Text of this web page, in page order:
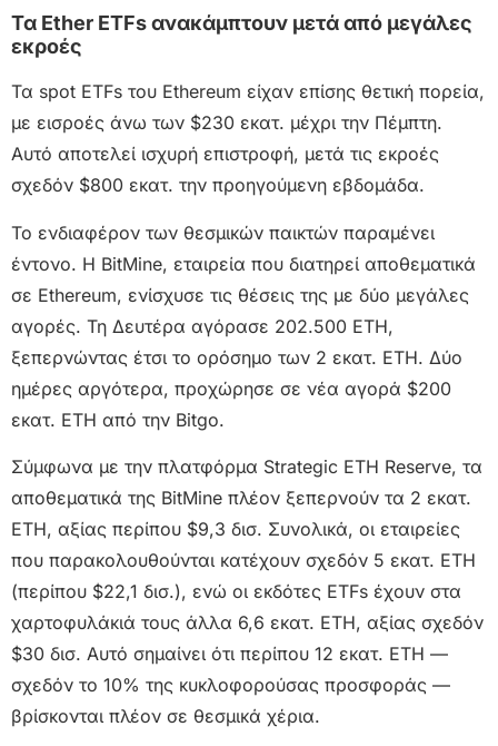
Τα Ether ETFs ανακάμπτουν μετά από μεγάλες
εκροές
Τα spot ETFs του Ethereum είχαν επίσης θετική πορεία,
με εισροές άνω των $230 εκατ. μέχρι την Πέμπτη.
Αυτό αποτελεί ισχυρή επιστροφή, μετά τις εκροές
σχεδόν $800 εκατ. την προηγούμενη εβδομάδα.
Το ενδιαφέρον των θεσμικών παικτών παραμένει
έντονο. Η BitMine, εταιρεία που διατηρεί αποθεματικά
σε Ethereum, ενίσχυσε τις θέσεις της με δύο μεγάλες
αγορές. Τη Δευτέρα αγόρασε 202.500 ETH,
ξεπερνώντας έτσι το ορόσημο των 2 εκατ. ETH. Δύο
ημέρες αργότερα, προχώρησε σε νέα αγορά $200
εκατ. ETH από την Bitgo.
Σύμφωνα με την πλατφόρμα Strategic ETH Reserve, τα
αποθεματικά της BitMine πλέον ξεπερνούν τα 2 εκατ.
ETH, αξίας περίπου $9,3 δισ. Συνολικά, οι εταιρείες
που παρακολουθούνται κατέχουν σχεδόν 5 εκατ. ETH
(περίπου $22,1 δισ.), ενώ οι εκδότες ETFs έχουν στα
χαρτοφυλάκιά τους άλλα 6,6 εκατ. ETH, αξίας σχεδόν
$30 δισ. Αυτό σημαίνει ότι περίπου 12 εκατ. ETH —
σχεδόν το 10% της κυκλοφορούσας προσφοράς —
βρίσκονται πλέον σε θεσμικά χέρια.